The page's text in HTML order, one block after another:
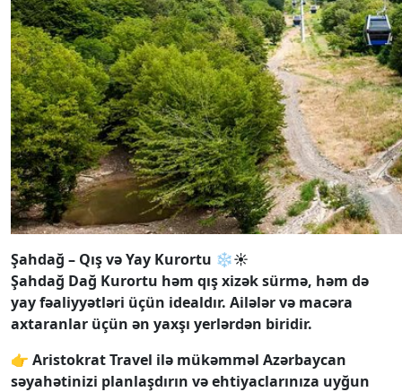
Şahdağ – Qış və Yay Kurortu ❄️☀️
Şahdağ Dağ Kurortu həm qış xizək sürmə, həm də
yay fəaliyyətləri üçün idealdır. Ailələr və macəra
axtaranlar üçün ən yaxşı yerlərdən biridir.
👉 Aristokrat Travel ilə mükəmməl Azərbaycan
səyahətinizi planlaşdırın və ehtiyaclarınıza uyğun